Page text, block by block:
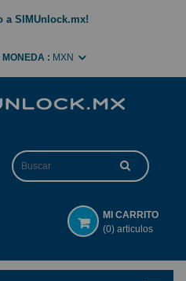
a SIMUnlock.mx!
MONEDA : MXN
MI CARRITO
(0) articulos